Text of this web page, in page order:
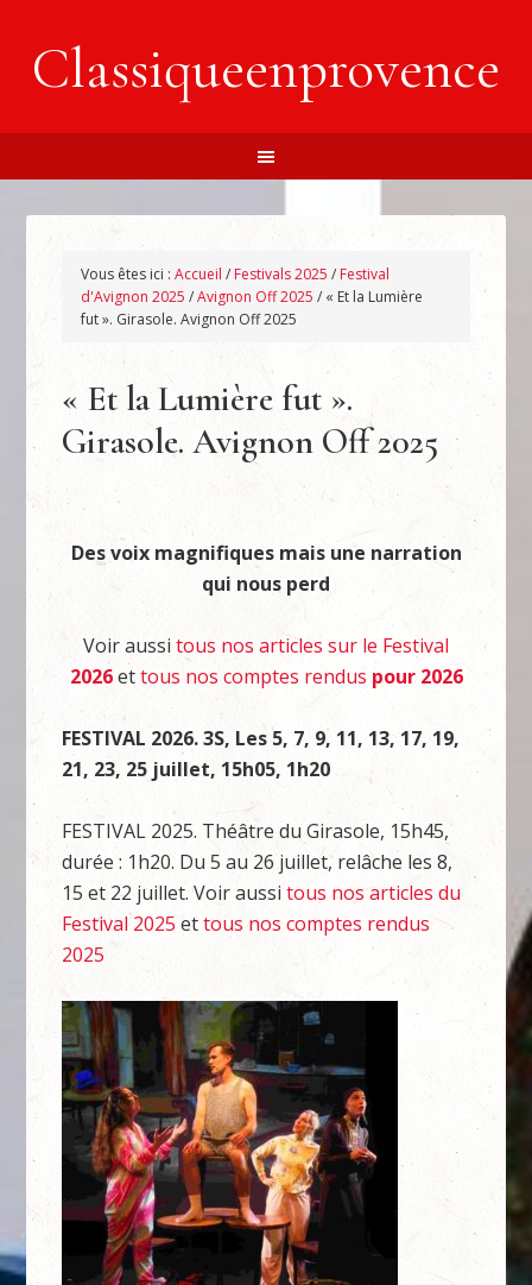
Classiqueenprovence
Vous êtes ici :Accueil / Festivals 2025 / Festival
d'Avignon 2025 /Avignon Off 2025 / « Et la Lumière
fut ». Girasole. Avignon Off 2025
« Et la Lumière fut ».
Girasole. Avignon Off 2025
Des voix magnifiques mais une narration
qui nous perd
Voir aussi tous nos articles sur le Festival
2026ettous nos comptes rendus pour 2026
FESTIVAL 2026. 3S, Les 5, 7, 9, 11, 13, 17, 19,
21, 23, 25 juillet, 15h05, 1h20
FESTIVAL 2025. Théâtre du Girasole, 15h45,
durée : 1h20. Du 5 au 26 juillet, relâche les 8,
15 et 22 juillet. Voir aussitous nos articles du
Festival 2025ettous nos comptes rendus
2025